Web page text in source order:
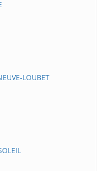
LOUBET